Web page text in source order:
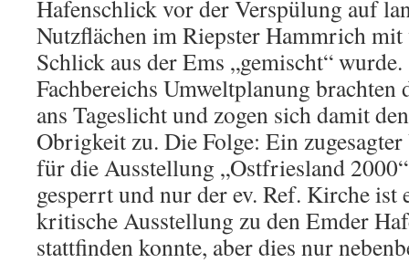
Hafenschlick vor der Verspülung auf
Nutzflächen im Riepster Hammrich mit
Schlick aus der Ems „gemischt“ wurde.
Fachbereichs Umweltplanung brachten
ans Tageslicht und zogen sich damit
Obrigkeit zu. Die Folge: Ein
für die Ausstellung „Ostfriesland
gesperrt und nur der ev. Ref. Kirche ist
kritische Ausstellung zu den Emder
stattfinden konnte, aber dies nur